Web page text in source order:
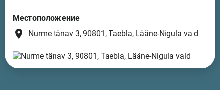
Местоположение
place Nurme tänav 3, 90801, Taebla, Lääne-Nigula vald